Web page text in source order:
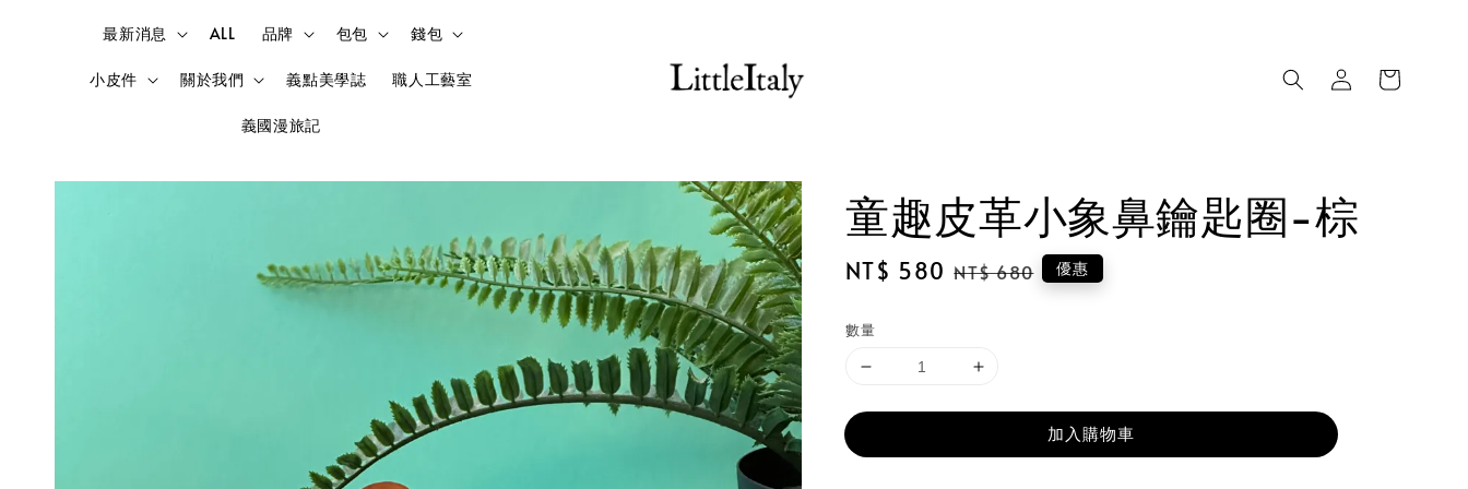
最新消息 ALL 品牌 包包 錢包
小皮件 關於我們 義點美學誌 職人工藝室
義國漫旅記
童趣皮革小象鼻鑰匙圈-棕
Sale
NT$ 580 Regular
NT$ 680 優惠
數量
加入購物車